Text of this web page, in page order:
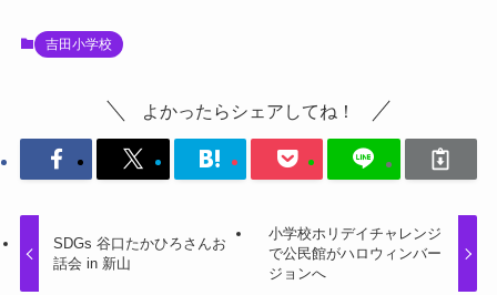
吉田小学校
よかったらシェアしてね！
SDGs 谷口たかひろさんお
話会 in 新山
小学校ホリデイチャレンジ
で公民館がハロウィンバー
ジョンへ